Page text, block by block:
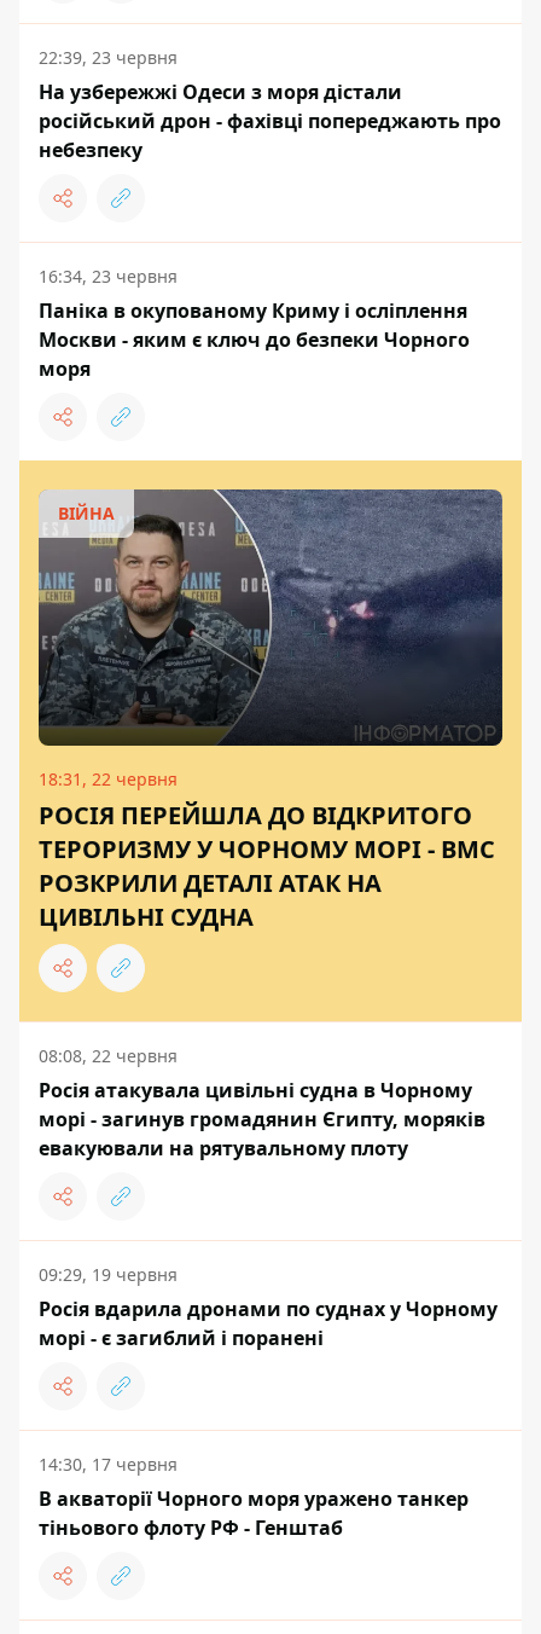
22:39, 23 червня
На узбережжі Одеси з моря дістали
російський дрон - фахівці попереджають про
небезпеку
16:34, 23 червня
Паніка в окупованому Криму і осліплення
Москви - яким є ключ до безпеки Чорного
моря
ВІЙНА
18:31, 22 червня
РОСІЯ ПЕРЕЙШЛА ДО ВІДКРИТОГО
ТЕРОРИЗМУ У ЧОРНОМУ МОРІ - ВМС
РОЗКРИЛИ ДЕТАЛІ АТАК НА
ЦИВІЛЬНІ СУДНА
08:08, 22 червня
Росія атакувала цивільні судна в Чорному
морі - загинув громадянин Єгипту, моряків
евакуювали на рятувальному плоту
09:29, 19 червня
Росія вдарила дронами по суднах у Чорному
морі - є загиблий і поранені
14:30, 17 червня
В акваторії Чорного моря уражено танкер
тіньового флоту РФ - Генштаб